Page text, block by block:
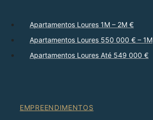
Apartamentos Loures 1M – 2M €
Apartamentos Loures 550 000 € – 1M
Apartamentos Loures Até 549 000 €
EMPREENDIMENTOS